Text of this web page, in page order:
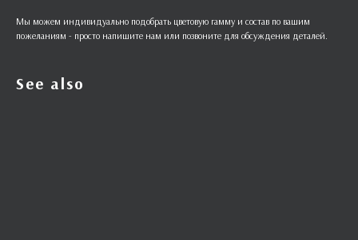
Мы можем индивидуально подобрать цветовую гамму и состав по вашим
пожеланиям - просто напишите нам или позвоните для обсуждения деталей.
See also